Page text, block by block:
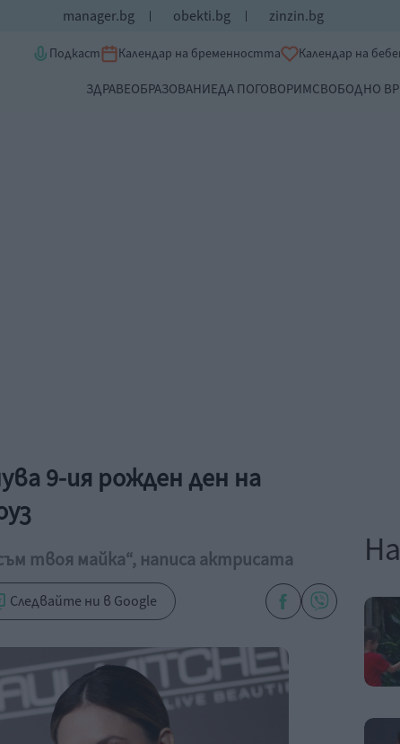
manager.bg obekti.bg zinzin.bg
Подкаст Календар на бременността Календар на
ЗДРАВЕОБРАЗОВАНИЕДА ПОГОВОРИМСВОБОДНО
9-ия рожден ден на
твоя майка“, написа актрисата
Следвайте ни в Google